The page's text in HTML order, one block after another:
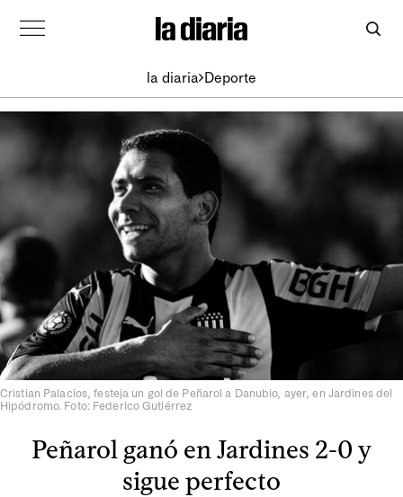
la diaria Deporte
Cristian Palacios, festeja un gol de Peñarol a Danubio, ayer, en Jardines del
Hipódromo. Foto: Federico Gutiérrez
Peñarol ganó en Jardines 2-0 y
sigue perfecto